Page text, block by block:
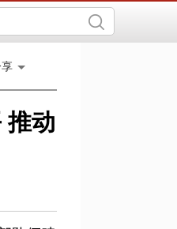
推动